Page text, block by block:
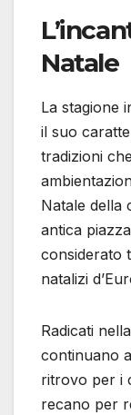
Natale
La stagione
il suo
tradizioni
Natale della
antica
considerato
natalizi
Radicati
continuano
ritrovo per i
recano per